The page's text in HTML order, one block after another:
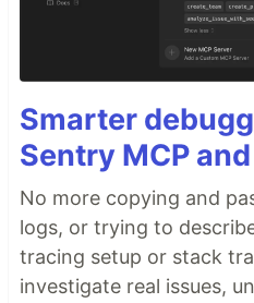
Smarter
Sentry MCP
No more copying and
logs, or trying to
tracing setup or stack
investigate real issues,